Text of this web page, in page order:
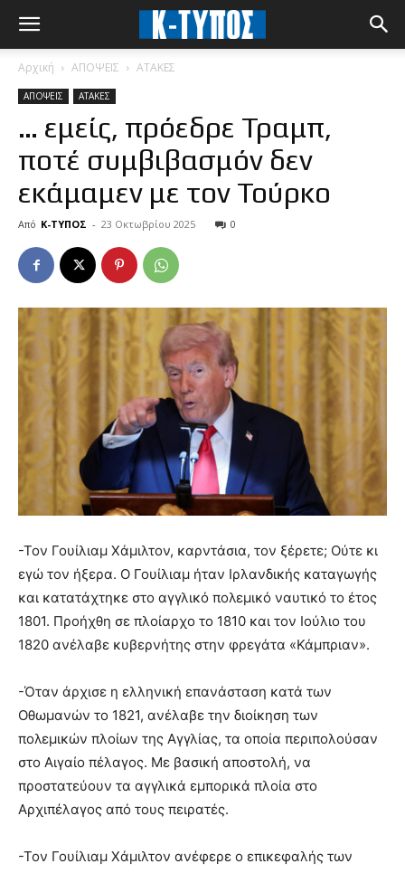
Αρχική ΑΠΟΨΕΙΣ ΑΤΑΚΕΣ
ΑΠΟΨΕΙΣ ΑΤΑΚΕΣ
… εμείς, πρόεδρε Τραμπ,
ποτέ συμβιβασμόν δεν
εκάμαμεν με τον Τούρκο
Από Κ-ΤΥΠΟΣ - 23 Οκτωβρίου 2025 0
-Τον Γουίλιαμ Χάμιλτον, καρντάσια, τον ξέρετε; Ούτε κι
εγώ τον ήξερα. Ο Γουίλιαμ ήταν Ιρλανδικής καταγωγής
και κατατάχτηκε στο αγγλικό πολεμικό ναυτικό το έτος
1801. Προήχθη σε πλοίαρχο το 1810 και τον Ιούλιο του
1820 ανέλαβε κυβερνήτης στην φρεγάτα «Κάμπριαν».
-Όταν άρχισε η ελληνική επανάσταση κατά των
Οθωμανών το 1821, ανέλαβε την διοίκηση των
πολεμικών πλοίων της Αγγλίας, τα οποία περιπολούσαν
στο Αιγαίο πέλαγος. Με βασική αποστολή, να
προστατεύουν τα αγγλικά εμπορικά πλοία στο
Αρχιπέλαγος από τους πειρατές.
-Τον Γουίλιαμ Χάμιλτον ανέφερε ο επικεφαλής των